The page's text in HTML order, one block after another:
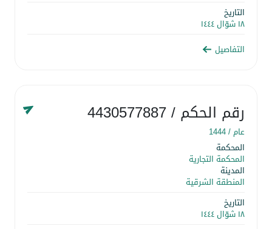
التاريخ
١٨ شوّال ١٤٤٤
التفاصيل
رقم الحكم/ 4430577887
عام /1444
المحكمة
المحكمة التجارية
المدينة
المنطقة الشرقية
التاريخ
١٨ شوّال ١٤٤٤